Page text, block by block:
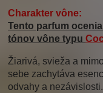
Charakter vône:
Tento parfum
tónov vône typu
Žiarivá, svieža a
sebe zachytáva
odvahy a nezávislosti.